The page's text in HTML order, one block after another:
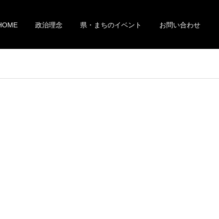
政治理念 県・まちのイベント お問い合わせ